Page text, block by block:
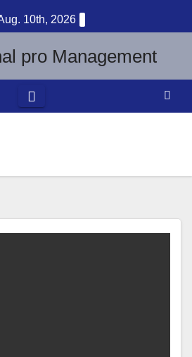
10th, 2026